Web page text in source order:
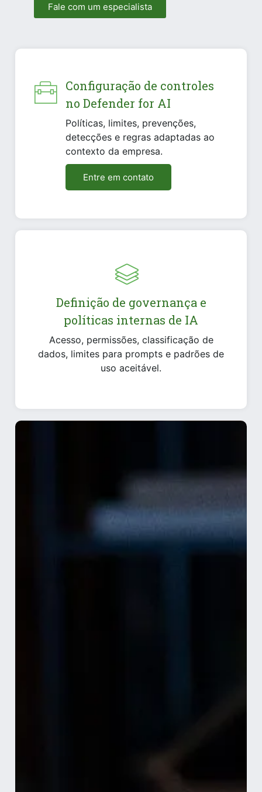
Fale com um especialista
Configuração de controles
no Defender for AI
Políticas, limites, prevenções,
detecções e regras adaptadas ao
contexto da empresa.
Entre em contato
Definição de governança e
políticas internas de IA
Acesso, permissões, classificação de
dados, limites para prompts e padrões de
uso aceitável.